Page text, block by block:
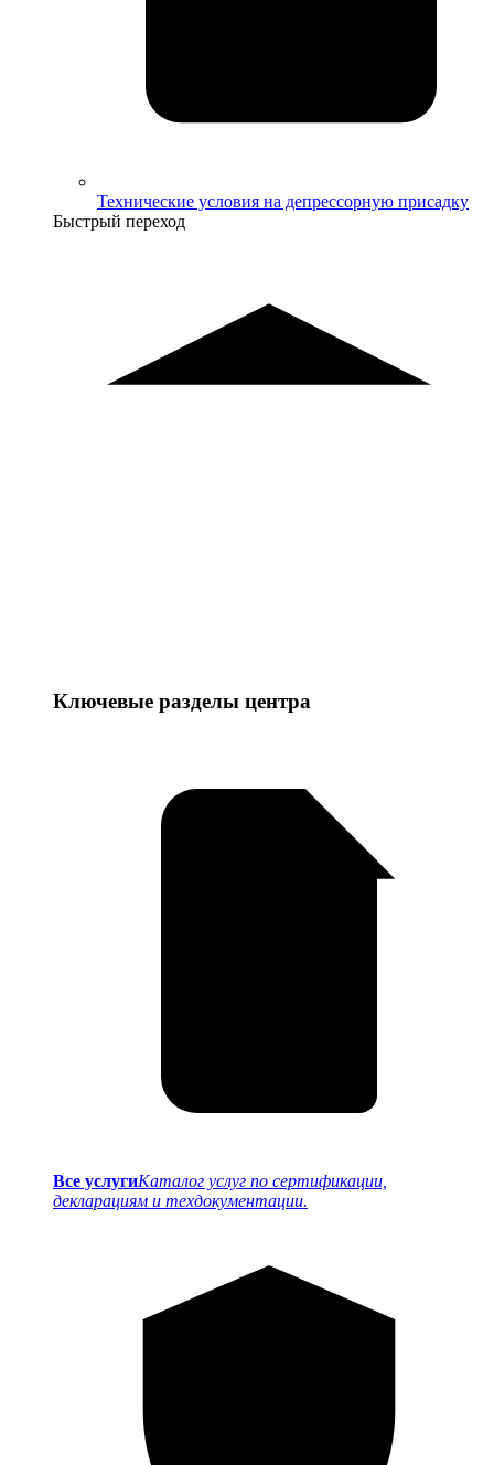
Технические условия на депрессорную присадку
Быстрый переход
Ключевые разделы центра
Все услугиКаталог услуг по сертификации,
декларациям и техдокументации.